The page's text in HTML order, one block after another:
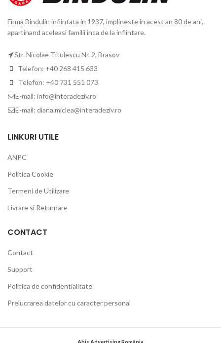
Firma Bindulin infiintata in 1937, implineste in acest an 80 de ani,
apartinand aceleasi familii inca de la infiintare.
Str. Nicolae Titulescu Nr. 2, Brasov
Telefon: +40 268 415 633
Telefon: +40 731 551 073
E-mail: info@interadeziv.ro
E-mail: diana.miclea@interadeziv.ro
LINKURI UTILE
ANPC
Politica Cookie
Termeni de Utilizare
Livrare si Returnare
CONTACT
Contact
Support
Politica de confidentialitate
Prelucrarea datelor cu caracter personal
Abis Advertising România